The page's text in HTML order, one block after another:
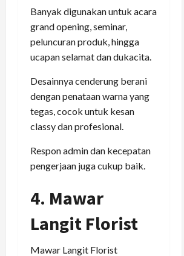
Banyak digunakan untuk acara
grand opening, seminar,
peluncuran produk, hingga
ucapan selamat dan dukacita.
Desainnya cenderung berani
dengan penataan warna yang
tegas, cocok untuk kesan
classy dan profesional.
Respon admin dan kecepatan
pengerjaan juga cukup baik.
4. Mawar
Langit Florist
Mawar Langit Florist